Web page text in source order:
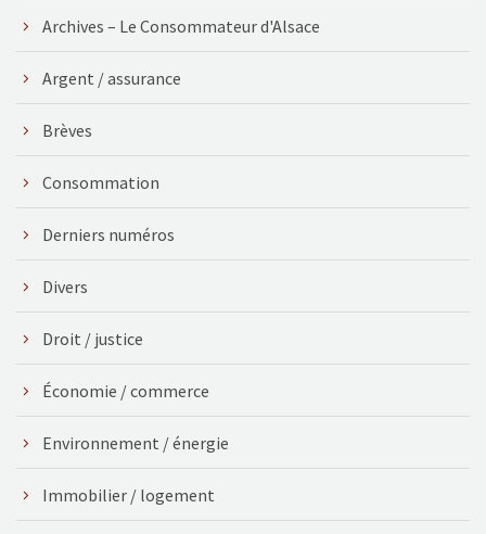
Archives – Le Consommateur d'Alsace
Argent / assurance
Brèves
Consommation
Derniers numéros
Divers
Droit / justice
Économie / commerce
Environnement / énergie
Immobilier / logement